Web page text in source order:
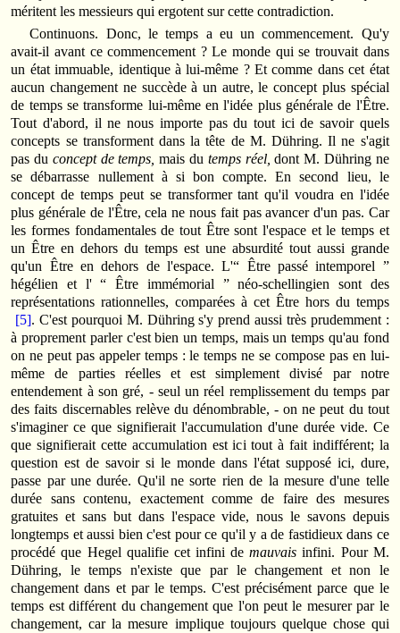
méritent les messieurs qui ergotent sur cette contradiction.
Continuons. Donc, le temps a eu un commencement. Qu'y
avait-il avant ce commencement ? Le monde qui se trouvait dans
un état immuable, identique à lui-même ? Et comme dans cet état
aucun changement ne succède à un autre, le concept plus spécial
de temps se transforme lui-même en l'idée plus générale de l'Être.
Tout d'abord, il ne nous importe pas du tout ici de savoir quels
concepts se transforment dans la tête de M. Dühring. Il ne s'agit
pas du concept de temps,mais du temps réel,dont M. Dühring ne
se débarrasse nullement à si bon compte. En second lieu, le
concept de temps peut se transformer tant qu'il voudra en l'idée
plus générale de l'Être, cela ne nous fait pas avancer d'un pas. Car
les formes fondamentales de tout Être sont l'espace et le temps et
un Être en dehors du temps est une absurdité tout aussi grande
qu'un Être en dehors de l'espace. L'“ Être passé intemporel ”
hégélien et l' “ Être immémorial ” néo-schellingien sont des
représentations rationnelles, comparées à cet Être hors du temps
[5]. C'est pourquoi M. Dühring s'y prend aussi très prudemment :
à proprement parler c'est bien un temps, mais un temps qu'au fond
on ne peut pas appeler temps : le temps ne se compose pas en lui-
même de parties réelles et est simplement divisé par notre
entendement à son gré, - seul un réel remplissement du temps par
des faits discernables relève du dénombrable, - on ne peut du tout
s'imaginer ce que signifierait l'accumulation d'une durée vide. Ce
que signifierait cette accumulation est ici tout à fait indifférent; la
question est de savoir si le monde dans l'état supposé ici, dure,
passe par une durée. Qu'il ne sorte rien de la mesure d'une telle
durée sans contenu, exactement comme de faire des mesures
gratuites et sans but dans l'espace vide, nous le savons depuis
longtemps et aussi bien c'est pour ce qu'il y a de fastidieux dans ce
procédé que Hegel qualifie cet infini demauvaisinfini. Pour M.
Dühring, le temps n'existe que par le changement et non le
changement dans et par le temps. C'est précisément parce que le
temps est différent du changement que l'on peut le mesurer par le
changement, car la mesure implique toujours quelque chose qui